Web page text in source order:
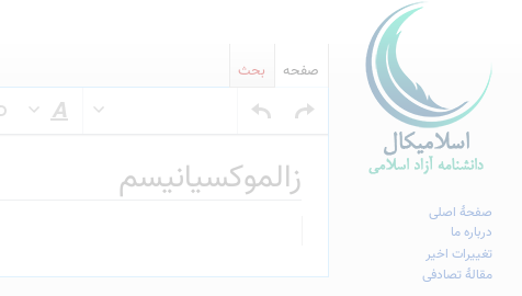
زالموکسیانیسم
ناوبری
جستجو
صفحه بحث
صفحهٔ اصلی
درباره ما
تغییرات اخیر
مقالهٔ تصادفی